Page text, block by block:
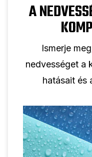
A
Ismerje
nedvességet a
hatásait és
sűrített levegőt